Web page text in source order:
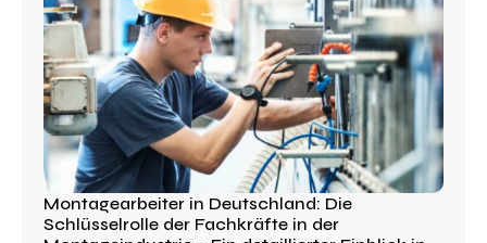
Montagearbeiter in Deutschland: Die
Schlüsselrolle der Fachkräfte in der